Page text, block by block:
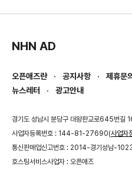
NHN AD
오픈애즈란 공지사항 제휴문의
뉴스레터
광고안내
경기도 성남시 분당구 대왕판교로645번길
사업자등록번호 : 144-81-27690(사업자
통신판매업신고번호 : 2014-경기성남-
호스팅서비스사업자 : 오픈애즈